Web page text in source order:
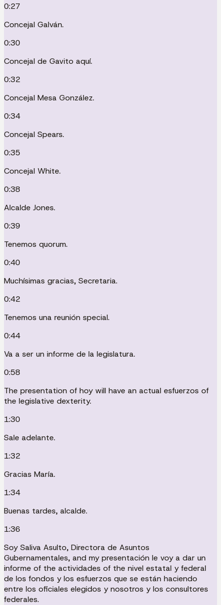
0:27
Concejal Galván.
0:30
Concejal de Gavito aquí.
0:32
Concejal Mesa González.
0:34
Concejal Spears.
0:35
Concejal White.
0:38
Alcalde Jones.
0:39
Tenemos quorum.
0:40
Muchísimas gracias, Secretaria.
0:42
Tenemos una reunión special.
0:44
Va a ser un informe de la legislatura.
0:58
The presentation of hoy will have an actual esfuerzos of
the legislative dexterity.
1:30
Sale adelante.
1:32
Gracias María.
1:34
Buenas tardes, alcalde.
1:36
Soy Saliva Asulto, Directora de Asuntos
Gubernamentales, and my presentación le voy a dar un
informe of the actividades of the nivel estatal y federal
de los fondos y los esfuerzos que se están haciendo
entre los oficiales elegidos y nosotros y los consultores
federales.